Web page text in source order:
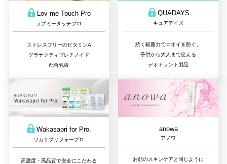
Lov me Touch Pro
ラブミータッチプロ
ストレスフリーのビタミンA
グラナクティブレチノイド
配合乳液
QUADAYS
キュアデイズ
続く殺菌力でニオイを防ぐ、
子供から大人まで使える
デオドラント製品
Wakasapri for Pro.
ワカサプリフォープロ
高濃度・高品質で安全にこだわる
anowa
アノワ
お顔のスキンケアと同じように